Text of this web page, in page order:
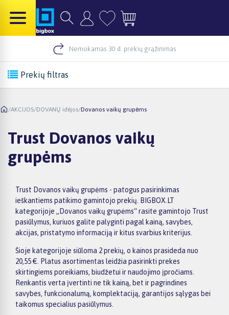
Nemokamas 30 d. prekių grąžinimas
Prekių filtras
/AKCIJOS/DOVANŲ idėjos/Dovanos vaikų grupėms
Trust Dovanos vaikų
grupėms
Trust Dovanos vaikų grupėms - patogus pasirinkimas
ieškantiems patikimo gamintojo prekių. BIGBOX.LT
kategorijoje „Dovanos vaikų grupėms“ rasite gamintojo Trust
pasiūlymus, kuriuos galite palyginti pagal kainą, savybes,
akcijas, pristatymo informaciją ir kitus svarbius kriterijus.
Šioje kategorijoje siūloma 2 prekių, o kainos prasideda nuo
20,55 €. Platus asortimentas leidžia pasirinkti prekes
skirtingiems poreikiams, biudžetui ir naudojimo įpročiams.
Renkantis verta įvertinti ne tik kainą, bet ir pagrindines
savybes, funkcionalumą, komplektaciją, garantijos sąlygas bei
taikomus specialius pasiūlymus.